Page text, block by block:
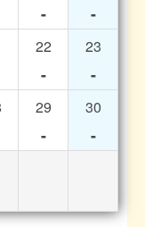
- -
22
-
23
-
29
-
30
-